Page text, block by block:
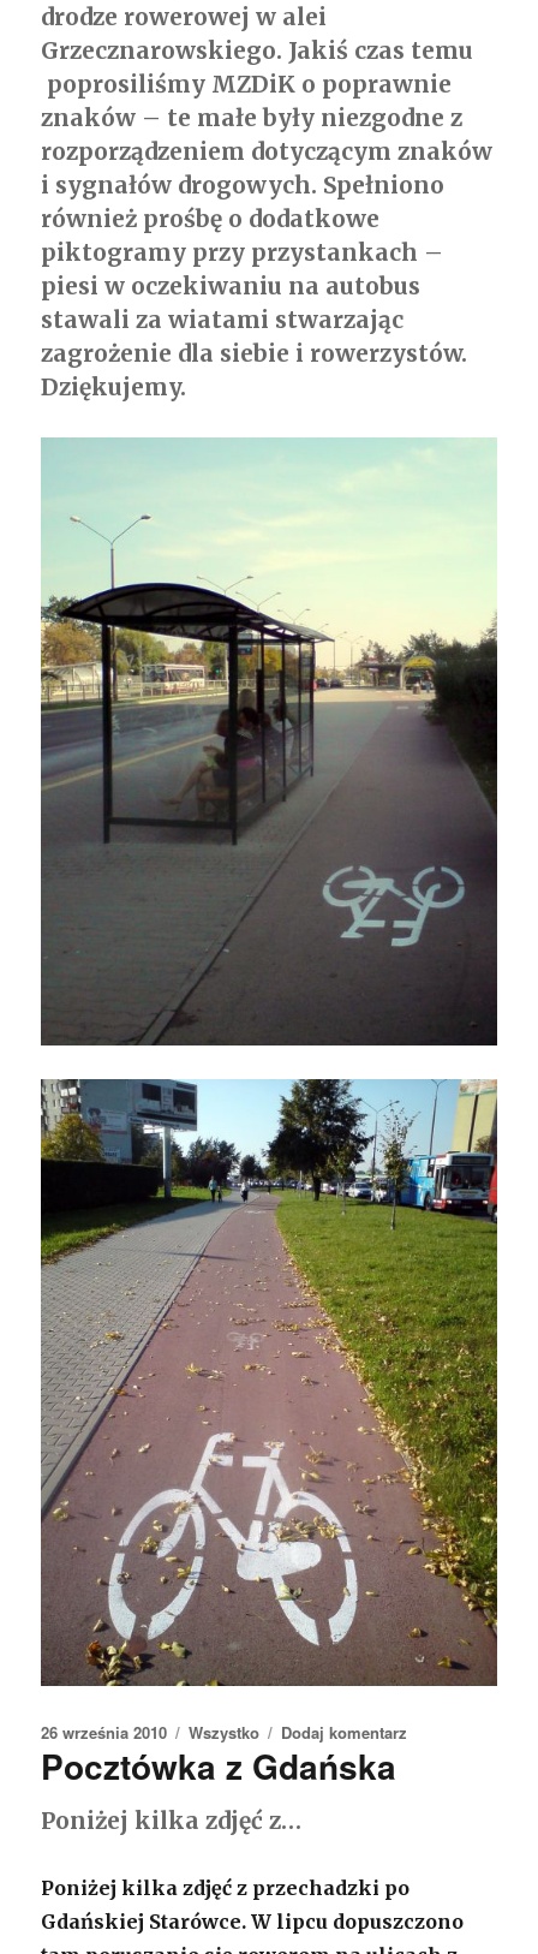
drodze rowerowej w alei
Grzecznarowskiego. Jakiś czas temu
poprosiliśmy MZDiK o poprawnie
znaków – te małe były niezgodne z
rozporządzeniem dotyczącym znaków
i sygnałów drogowych. Spełniono
również prośbę o dodatkowe
piktogramy przy przystankach –
piesi w oczekiwaniu na autobus
stawali za wiatami stwarzając
zagrożenie dla siebie i rowerzystów.
Dziękujemy.
Opublikowano
26 września 2010 Kategorie
Wszystko Dodaj komentarz
z
:)
Pocztówka z Gdańska
Poniżej kilka zdjęć z…
Poniżej kilka zdjęć z przechadzki po
Gdańskiej Starówce. W lipcu dopuszczono